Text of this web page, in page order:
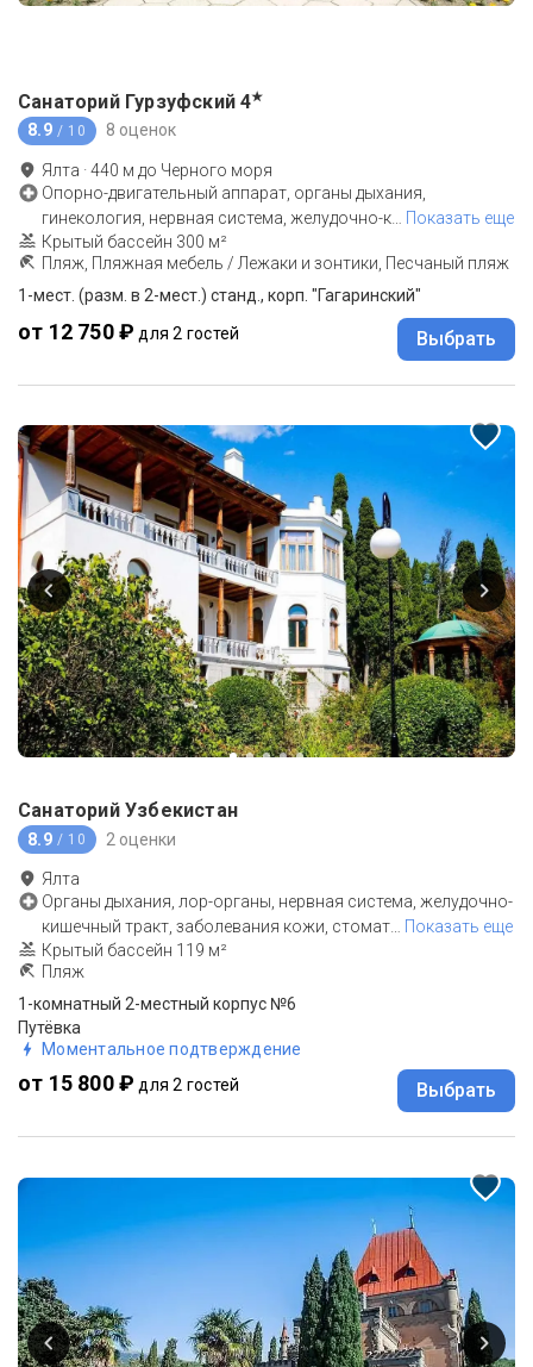
Санаторий Гурзуфский 4★
8.9 / 10 8 оценок
Ялта ·440 м до Черного моря
Опорно-двигательный аппарат, органы дыхания,
гинекология, нервная система, желудочно-к
Показать еще
Крытый бассейн 300 м²
Пляж, Пляжная мебель / Лежаки и зонтики, Песчаный пляж
1-мест. (разм. в 2-мест.) станд., корп. "Гагаринский"
от 12 750 ₽ для 2 гостей Выбрать
Санаторий Узбекистан
8.9 / 10 2 оценки
Ялта
Органы дыхания, лор-органы, нервная система, желудочно-
кишечный тракт, заболевания кожи, стомат
Показать еще
Крытый бассейн 119 м²
Пляж
1-комнатный 2-местный корпус №6
Путёвка
Моментальное подтверждение
от 15 800 ₽ для 2 гостей Выбрать